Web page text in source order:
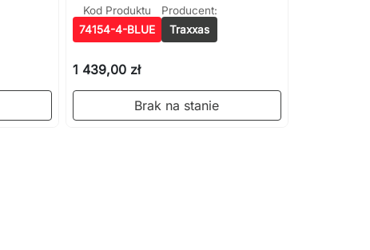
Kod Produktu
74154-4-BLUE
Producent:
Traxxas
1 439,00 zł
Brak na stanie